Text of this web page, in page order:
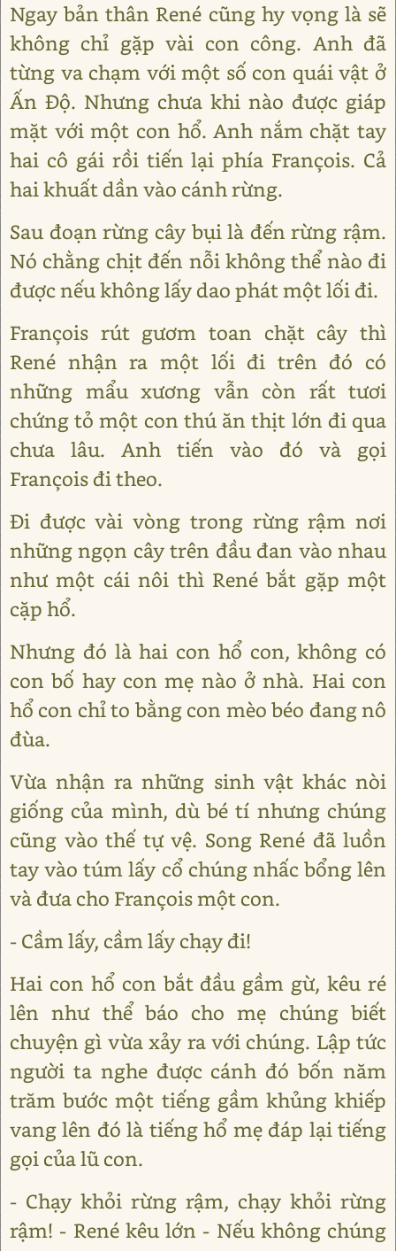
Ngay bản thân René cũng hy vọng là sẽ
không chỉ gặp vài con công. Anh đã
từng va chạm với một số con quái vật ở
Ấn Độ. Nhưng chưa khi nào được giáp
mặt với một con hổ. Anh nắm chặt tay
hai cô gái rồi tiến lại phía François. Cả
hai khuất dần vào cánh rừng.
Sau đoạn rừng cây bụi là đến rừng rậm.
Nó chằng chịt đến nỗi không thể nào đi
được nếu không lấy dao phát một lối đi.
François rút gươm toan chặt cây thì
René nhận ra một lối đi trên đó có
những mẩu xương vẫn còn rất tươi
chứng tỏ một con thú ăn thịt lớn đi qua
chưa lâu. Anh tiến vào đó và gọi
François đi theo.
Đi được vài vòng trong rừng rậm nơi
những ngọn cây trên đầu đan vào nhau
như một cái nôi thì René bắt gặp một
cặp hổ.
Nhưng đó là hai con hổ con, không có
con bố hay con mẹ nào ở nhà. Hai con
hổ con chỉ to bằng con mèo béo đang nô
đùa.
Vừa nhận ra những sinh vật khác nòi
giống của mình, dù bé tí nhưng chúng
cũng vào thế tự vệ. Song René đã luồn
tay vào túm lấy cổ chúng nhấc bổng lên
và đưa cho François một con.
- Cầm lấy, cầm lấy chạy đi!
Hai con hổ con bắt đầu gầm gừ, kêu ré
lên như thể báo cho mẹ chúng biết
chuyện gì vừa xảy ra với chúng. Lập tức
người ta nghe được cánh đó bốn năm
trăm bước một tiếng gầm khủng khiếp
vang lên đó là tiếng hổ mẹ đáp lại tiếng
gọi của lũ con.
- Chạy khỏi rừng rậm, chạy khỏi rừng
rậm! - René kêu lớn - Nếu không chúng